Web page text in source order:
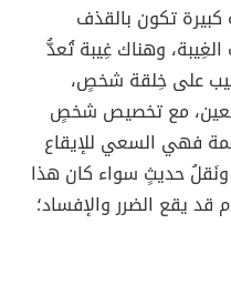
كبيرة تكون بالقذف
وهناك غِيبة تُعدُّ
على خِلقة شخصٍ،
مع تخصيص شخصٍ
فهي السعي للإيقاع
حديثٍ سواء كان هذا
يقع الضرر والإفساد؛